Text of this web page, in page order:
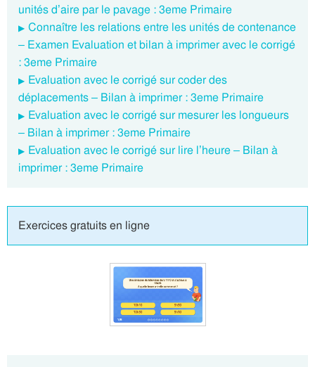
unités d’aire par le pavage : 3eme Primaire
Connaître les relations entre les unités de contenance
– Examen Evaluation et bilan à imprimer avec le corrigé
: 3eme Primaire
Evaluation avec le corrigé sur coder des
déplacements – Bilan à imprimer : 3eme Primaire
Evaluation avec le corrigé sur mesurer les longueurs
– Bilan à imprimer : 3eme Primaire
Evaluation avec le corrigé sur lire l’heure – Bilan à
imprimer : 3eme Primaire
Exercices gratuits en ligne